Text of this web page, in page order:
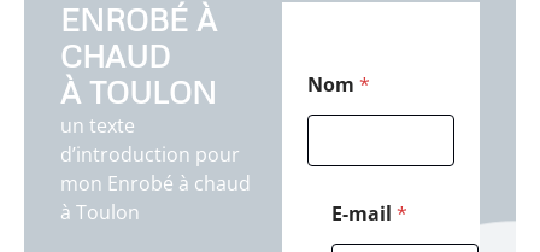
ENROBÉ À
CHAUD
À TOULON
un texte
d’introduction pour
mon Enrobé à chaud
à Toulon
Nom *
E-mail *
-